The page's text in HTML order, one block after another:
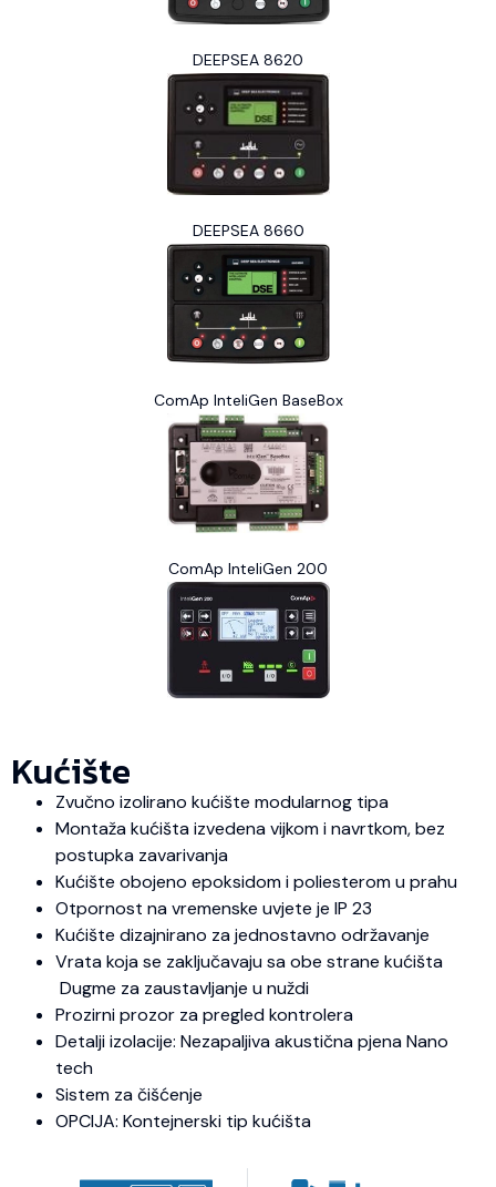
DEEPSEA 8620
DEEPSEA 8660
ComAp InteliGen BaseBox
ComAp InteliGen 200
Kućište
Zvučno izolirano kućište modularnog tipa
Montaža kućišta izvedena vijkom i navrtkom, bez
postupka zavarivanja
Kućište obojeno epoksidom i poliesterom u prahu
Otpornost na vremenske uvjete je IP 23
Kućište dizajnirano za jednostavno održavanje
Vrata koja se zaključavaju sa obe strane kućišta
Dugme za zaustavljanje u nuždi
Prozirni prozor za pregled kontrolera
Detalji izolacije: Nezapaljiva akustična pjena Nano
tech
Sistem za čišćenje
OPCIJA: Kontejnerski tip kućišta